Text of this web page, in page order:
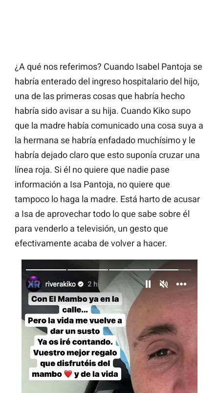
¿A qué nos referimos? Cuando Isabel Pantoja se
habría enterado del ingreso hospitalario del hijo,
una de las primeras cosas que habría hecho
habría sido avisar a su hija. Cuando Kiko supo
que la madre había comunicado una cosa suya a
la hermana se habría enfadado muchísimo y le
habría dejado claro que esto suponía cruzar una
línea roja. Si él no quiere que nadie pase
información a Isa Pantoja, no quiere que
tampoco lo haga la madre. Está harto de acusar
a Isa de aprovechar todo lo que sabe sobre él
para venderlo a televisión, un gesto que
efectivamente acaba de volver a hacer.